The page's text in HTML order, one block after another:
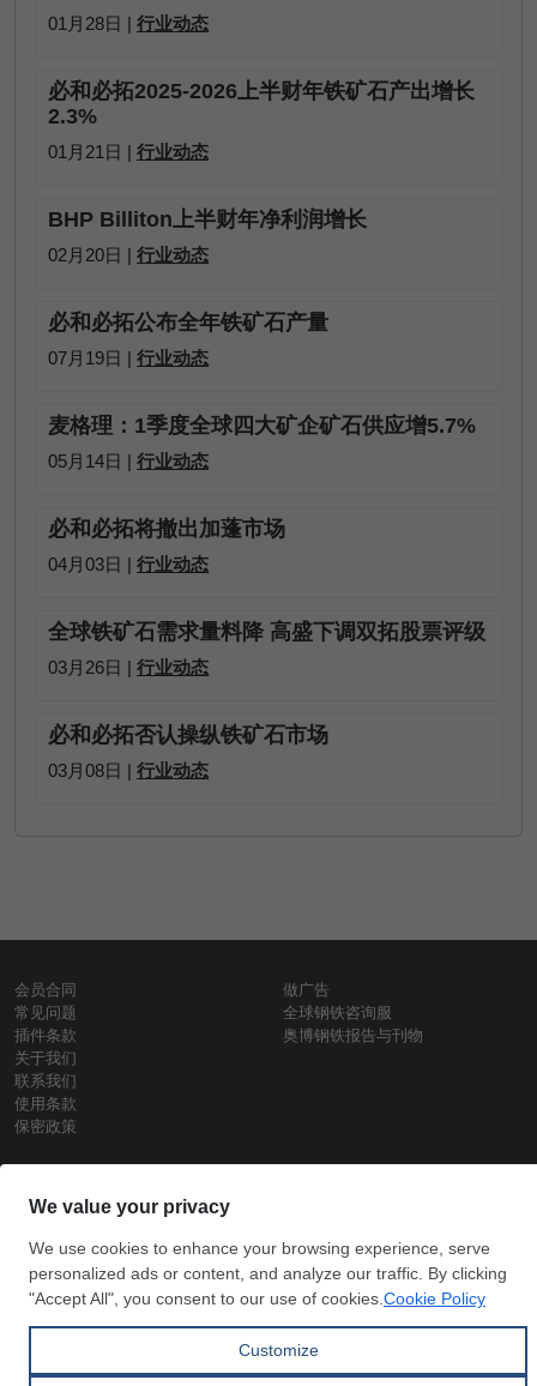
01月28日 | 行业动态
必和必拓2025-2026上半财年铁矿石产出增长
2.3%
01月21日 | 行业动态
BHP Billiton上半财年净利润增长
02月20日 | 行业动态
必和必拓公布全年铁矿石产量
07月19日 | 行业动态
麦格理：1季度全球四大矿企矿石供应增5.7%
05月14日 | 行业动态
必和必拓将撤出加蓬市场
04月03日 | 行业动态
全球铁矿石需求量料降 高盛下调双拓股票评级
03月26日 | 行业动态
必和必拓否认操纵铁矿石市场
03月08日 | 行业动态
会员合同
常见问题
插件条款
关于我们
联系我们
使用条款
保密政策
做广告
全球钢铁咨询服
奥博钢铁报告与刊物
铁价格
盘条价格
阅
信用卡支
付
付